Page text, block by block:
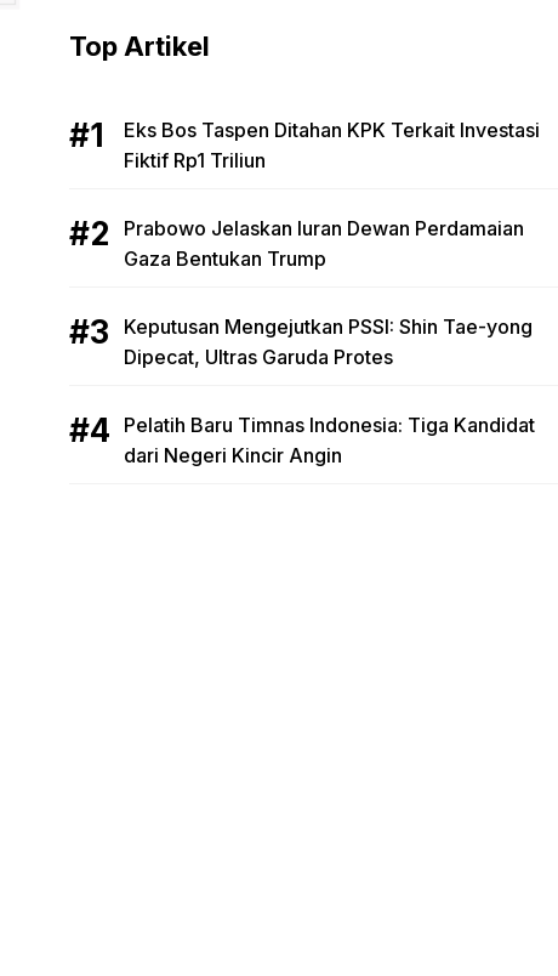
Top Artikel
Eks Bos Taspen Ditahan KPK Terkait Investasi
Fiktif Rp1 Triliun
Prabowo Jelaskan Iuran Dewan Perdamaian
Gaza Bentukan Trump
Keputusan Mengejutkan PSSI: Shin Tae-yong
Dipecat, Ultras Garuda Protes
Pelatih Baru Timnas Indonesia: Tiga Kandidat
dari Negeri Kincir Angin